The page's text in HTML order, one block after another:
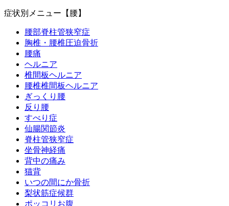
症状別メニュー【腰】
腰部脊柱管狭窄症
胸椎・腰椎圧迫骨折
腰痛
ヘルニア
椎間板ヘルニア
腰椎椎間板ヘルニア
ぎっくり腰
反り腰
すべり症
仙腸関節炎
脊柱管狭窄症
坐骨神経痛
背中の痛み
猫背
いつの間にか骨折
梨状筋症候群
ポッコリお腹